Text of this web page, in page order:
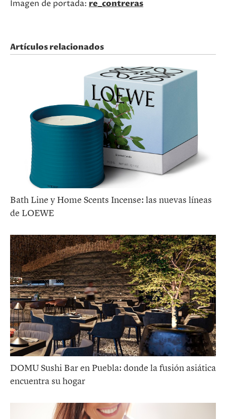
Imagen de portada: re_contreras
Artículos relacionados
Bath Line y Home Scents Incense: las nuevas líneas
de LOEWE
DOMU Sushi Bar en Puebla: donde la fusión asiática
encuentra su hogar